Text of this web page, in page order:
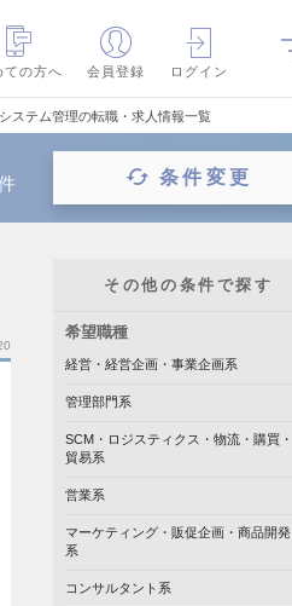
ての方へ
会員登録 ログイン
ステム管理の転職・求人情報一覧
条件変更
その他の条件で探す
希望職種
経営・経営企画・事業企画系
管理部門系
SCM・ロジスティクス・物流・購買・
貿易系
営業系
マーケティング・販促企画・商品開発
系
コンサルタント系